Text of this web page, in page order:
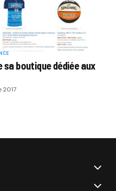
boutique dédiée aux
2017